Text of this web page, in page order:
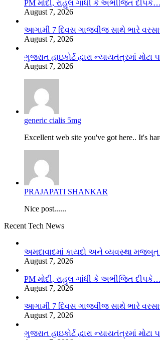
PM મોદી, રાહુલ ગાંધી કે અભીજિત
August 7, 2026
આગામી 7 દિવસ ગાજવીજ સાથે ભારે
August 7, 2026
ગુજરાત હાઇકોર્ટ દ્વારા ન્યાયતંત્રમાં
August 7, 2026
generic cialis 5mg
Excellent web site you've got here.. It's
PRAJAPATI SHANKAR
Nice post......
Recent Tech News
અમદાવાદમાં કાયદો અને વ્યવસ્થા
August 7, 2026
PM મોદી, રાહુલ ગાંધી કે અભીજિત
August 7, 2026
આગામી 7 દિવસ ગાજવીજ સાથે ભારે
August 7, 2026
ગુજરાત હાઇકોર્ટ દ્વારા ન્યાયતંત્રમાં